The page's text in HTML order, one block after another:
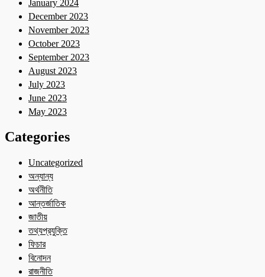
January 2024
December 2023
November 2023
October 2023
September 2023
August 2023
July 2023
June 2023
May 2023
Categories
Uncategorized
অন্যান্য
অর্থনীতি
আন্তর্জাতিক
জাতীয়
তথ্যপ্রযুক্তি
ফিচার
বিনোদন
রাজনীতি